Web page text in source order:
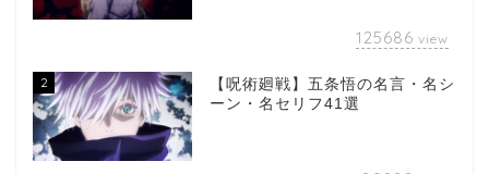
125686 view
2
【呪術廻戦】五条悟の名言・名シ
ーン・名セリフ41選